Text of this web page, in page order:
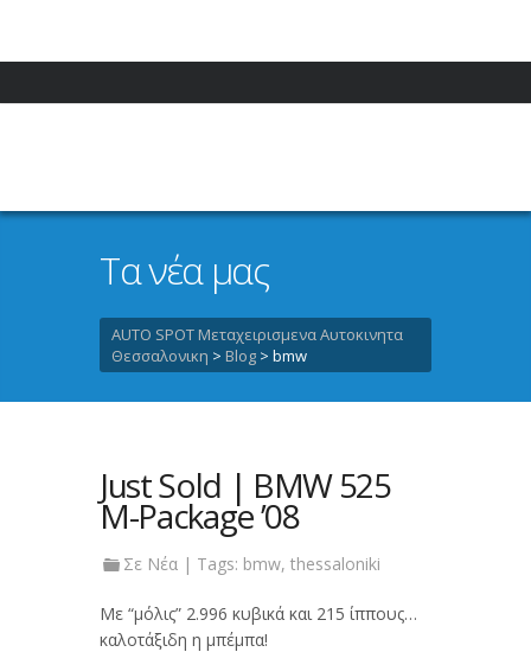
Τα νέα μας
AUTO SPOT Μεταχειρισμενα Αυτοκινητα
Θεσσαλονικη > Blog > bmw
Just Sold | BMW 525
M-Package ’08
Σε Νέα| Tags: bmw, thessaloniki
Με “μόλις” 2.996 κυβικά και 215 ίππους…
καλοτάξιδη η μπέμπα!